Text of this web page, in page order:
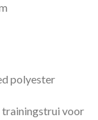
polyester
trainingstrui voor